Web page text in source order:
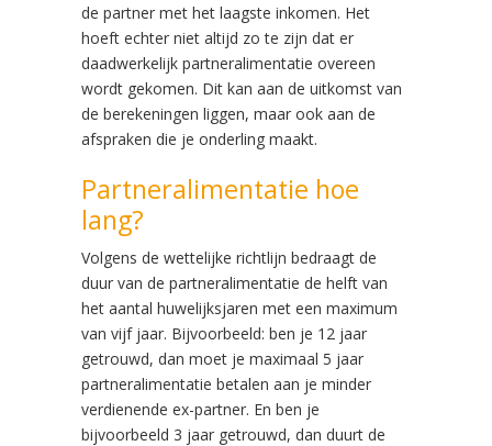
de partner met het laagste inkomen. Het
hoeft echter niet altijd zo te zijn dat er
daadwerkelijk partneralimentatie overeen
wordt gekomen. Dit kan aan de uitkomst van
de berekeningen liggen, maar ook aan de
afspraken die je onderling maakt.
Partneralimentatie hoe
lang?
Volgens de wettelijke richtlijn bedraagt de
duur van de partneralimentatie de helft van
het aantal huwelijksjaren met een maximum
van vijf jaar. Bijvoorbeeld: ben je 12 jaar
getrouwd, dan moet je maximaal 5 jaar
partneralimentatie betalen aan je minder
verdienende ex-partner. En ben je
bijvoorbeeld 3 jaar getrouwd, dan duurt de